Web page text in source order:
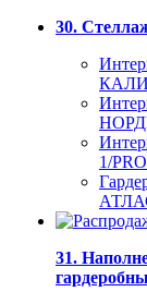
30.
1/
31.